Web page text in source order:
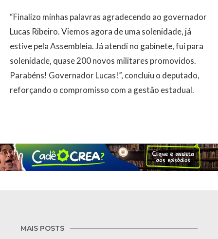
“Finalizo minhas palavras agradecendo ao governador
Lucas Ribeiro. Viemos agora de uma solenidade, já
estive pela Assembleia. Já atendi no gabinete, fui para
solenidade, quase 200 novos militares promovidos.
Parabéns! Governador Lucas!”, concluiu o deputado,
reforçando o compromisso com a gestão estadual.
MAIS POSTS